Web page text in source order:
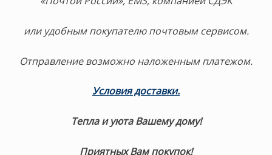
или удобным покупателю почтовым сервисом.
Отправление возможно наложенным платежом.
Условия доставки.
Тепла и уюта Вашему дому!
Приятных Вам покупок!